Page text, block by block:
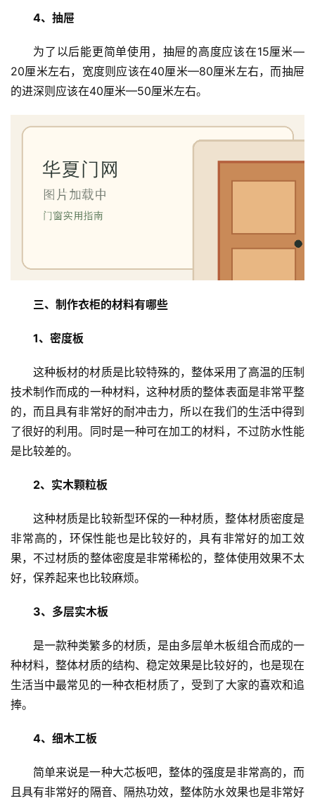
门
生
套
安
装
安
门
业
资
我
们
4、抽屉
为了以后能更简单使用，抽屉的高度应该在15厘米—
20厘米左右，宽度则应该在40厘米—80厘米左右，而抽屉
的进深则应该在40厘米—50厘米左右。
三、制作衣柜的材料有哪些
1、密度板
这种板材的材质是比较特殊的，整体采用了高温的压制
技术制作而成的一种材料，这种材质的整体表面是非常平整
的，而且具有非常好的耐冲击力，所以在我们的生活中得到
了很好的利用。同时是一种可在加工的材料，不过防水性能
是比较差的。
2、实木颗粒板
这种材质是比较新型环保的一种材质，整体材质密度是
非常高的，环保性能也是比较好的，具有非常好的加工效
果，不过材质的整体密度是非常稀松的，整体使用效果不太
好，保养起来也比较麻烦。
3、多层实木板
是一款种类繁多的材质，是由多层单木板组合而成的一
种材料，整体材质的结构、稳定效果是比较好的，也是现在
生活当中最常见的一种衣柜材质了，受到了大家的喜欢和追
捧。
4、细木工板
简单来说是一种大芯板吧，整体的强度是非常高的，而
且具有非常好的隔音、隔热功效，整体防水效果也是非常好